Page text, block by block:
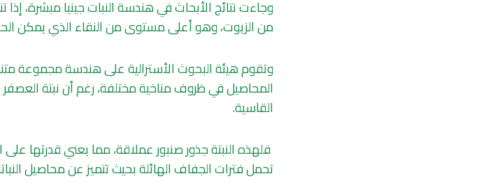
من الزيوت، وهو أعلى مستوى من النقاء الذي يمكن
وتقوم هيئة البحوث الأسترالية على هندسة مجموعة
المحاصيل في ظروف مناخية مختلفة، رغم أن نبتة
القاسية.
فلهذه النبتة جذور صنبور عملاقة، مما يعني قدرتها
تحمل فترات الجفاف الهائلة بحيث تتميز عن محاصيل